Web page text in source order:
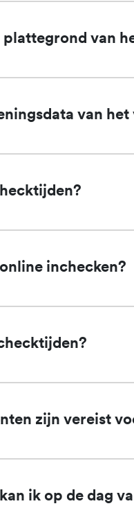
plattegrond van
van
inchecken?
zijn vereist
ik op de dag